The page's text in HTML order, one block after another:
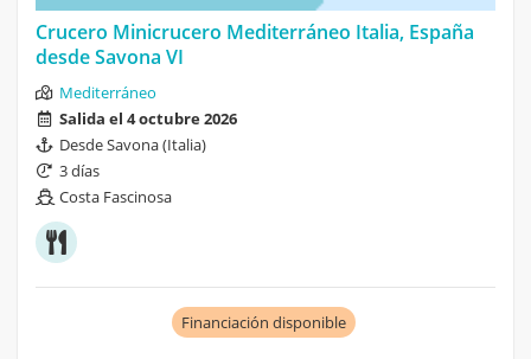
Crucero Minicrucero Mediterráneo Italia, España
desde Savona VI
Mediterráneo
Salida el 4 octubre 2026
Desde Savona (Italia)
3 días
Costa Fascinosa
Financiación disponible